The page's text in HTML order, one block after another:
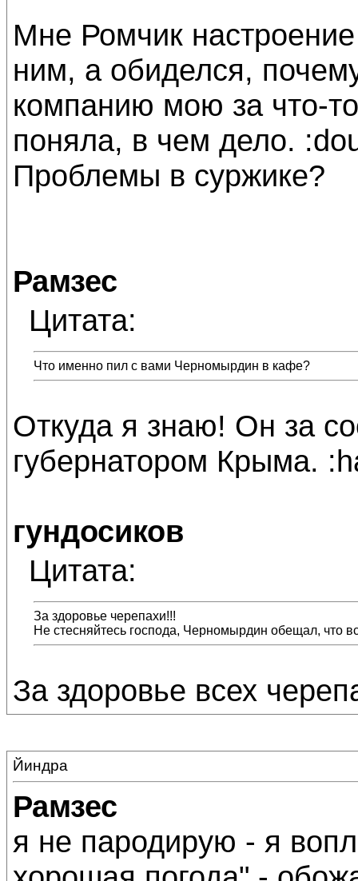
Мне Ромчик
ним, а обиделся,
компанию мою за что-
поняла, в чем дело.
Проблемы в суржике?
Рамзес
Цитата:
Что именно пил с вами Черномырдин в кафе?
Откуда я знаю! Он за
губернатором Крыма.
гундосиков
Цитата:
За здоровье черепахи!!!
Не стесняйтесь господа, Черномырдин обещал, что
За здоровье всех
Йиндра
Рамзес
я не пародирую - я